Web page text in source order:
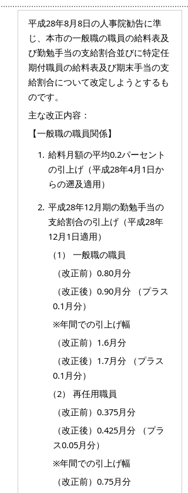
平成28年8月8日の人事院勧告に準
じ、本市の一般職の職員の給料表及
び勤勉手当の支給割合並びに特定任
期付職員の給料表及び期末手当の支
給割合について改定しようとするも
のです。
主な改正内容：
【一般職の職員関係】
給料月額の平均0.2パーセント
の引上げ（平成28年4月1日か
らの遡及適用）
平成28年12月期の勤勉手当の
支給割合の引上げ（平成28年
12月1日適用）
（1） 一般職の職員
（改正前）0.80月分
（改正後）0.90月分 （プラス
0.1月分）
※年間での引上げ幅
（改正前）1.6月分
（改正後）1.7月分 （プラス
0.1月分）
（2） 再任用職員
（改正前）0.375月分
（改正後）0.425月分 （プラ
ス0.05月分）
※年間での引上げ幅
（改正前）0.75月分